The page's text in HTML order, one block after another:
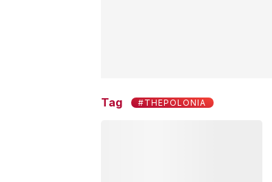
Tag #THEPOLONIA